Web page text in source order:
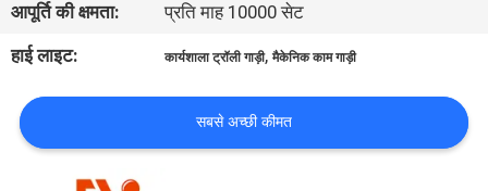
संपर्क
समाचार
आपूर्ति की क्षमता:
प्रति माह 10000 सेट
हाई लाइट:
कार्यशाला ट्रॉली गाड़ी,मैकेनिक काम गाड़ी
सबसे अच्छी कीमत